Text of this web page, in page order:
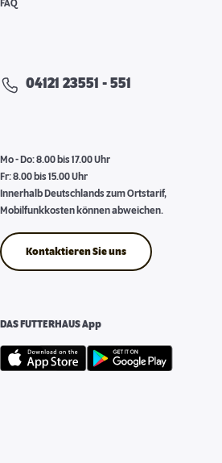
FAQ
04121 23551 - 551
Mo - Do: 8.00 bis 17.00 Uhr
Fr: 8.00 bis 15.00 Uhr
Innerhalb Deutschlands zum Ortstarif,
Mobilfunkkosten können abweichen.
Kontaktieren Sie uns
DAS FUTTERHAUS App